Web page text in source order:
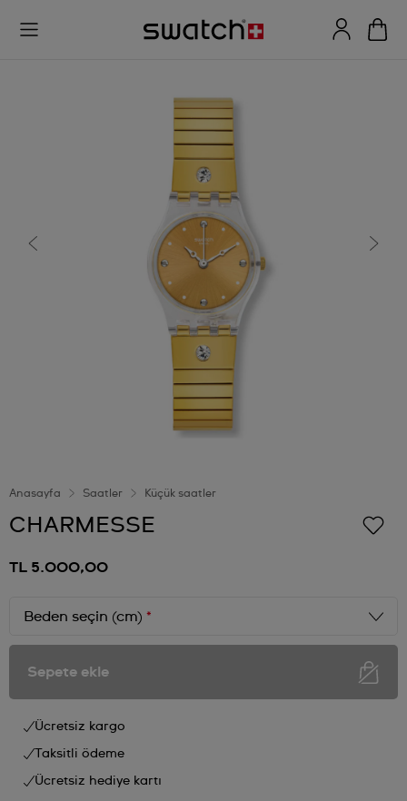
Anasayfa Saatler Küçük saatler
CHARMESSE
TL 5.000,00
Beden seçin (cm) *
Sepete ekle
Ücretsiz kargo
Taksitli ödeme
Ücretsiz hediye kartı